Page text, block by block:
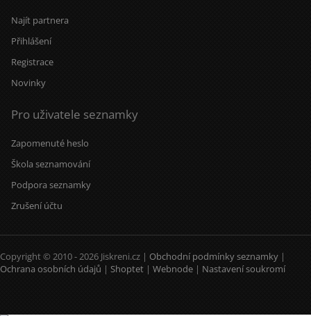
Najít partnera
Přihlášení
Registrace
Novinky
Pro uživatele seznamky
Zapomenuté heslo
Škola seznamování
Podpora seznamky
Zrušení účtu
Copyright © 2010 - 2026 Jiskreni.cz | Obchodní podmínky seznamky |
Ochrana osobních údajů | Shoptet | Webnode | Nastavení soukromí